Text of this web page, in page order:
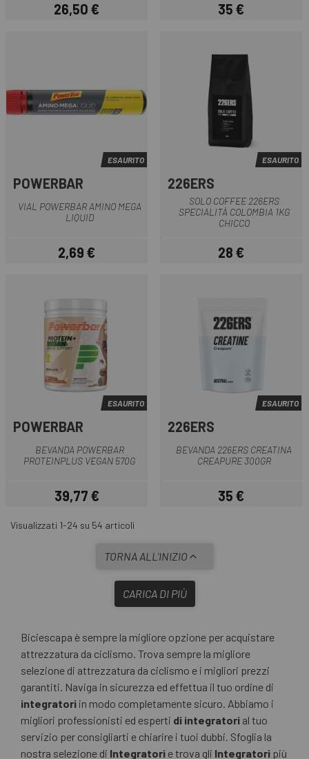
Prezzo
26,50 € Prezzo
35 €
ESAURITO
POWERBAR
VIAL POWERBAR AMINO MEGA
LIQUID
Prezzo
2,69 €
ESAURITO
226ERS
SOLO COFFEE 226ERS
SPECIALITÀ COLOMBIA 1KG
CHICCO
Prezzo
28 €
ESAURITO
POWERBAR
BEVANDA POWERBAR
PROTEINPLUS VEGAN 570G
Prezzo
39,77 €
ESAURITO
226ERS
BEVANDA 226ERS CREATINA
CREAPURE 300GR
Prezzo
35 €
Visualizzati 1-24 su 54 articoli
TORNA ALL'INIZIO
CARICA DI PIÙ
Biciescapa è sempre la migliore opzione per acquistare
attrezzatura da ciclismo. Trova sempre la migliore
selezione di attrezzatura da ciclismo e i migliori prezzi
garantiti. Naviga in sicurezza ed effettua il tuo ordine di
integratori in modo completamente sicuro. Abbiamo i
migliori professionisti ed esperti di integratori al tuo
servizio per consigliarti e chiarire i tuoi dubbi. Sfoglia la
nostra selezione di Integratori e trova gli Integratori più